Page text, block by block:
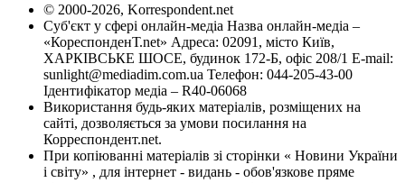
© 2000-2026, Korrespondent.net
Суб'єкт у сфері онлайн-медіа Назва онлайн-медіа –
«КореспонденТ.net» Адреса: 02091, місто Київ,
ХАРКІВСЬКЕ ШОСЕ, будинок 172-Б, офіс 208/1 E-mail:
sunlight@mediadim.com.ua Телефон: 044-205-43-00
Ідентифікатор медіа – R40-06068
Використання будь-яких матеріалів, розміщених на
сайті, дозволяється за умови посилання на
Корреспондент.net.
При копіюванні матеріалів зі сторінки « Новини України
і світу» , для інтернет - видань - обов'язкове пряме